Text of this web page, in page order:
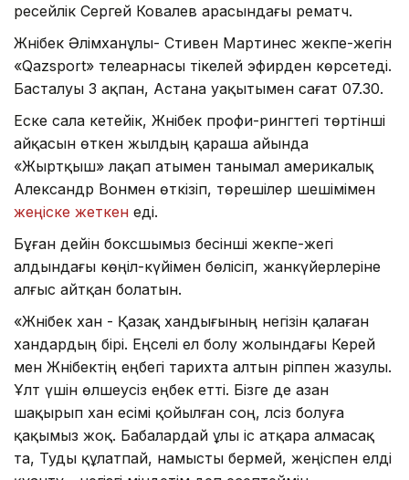
ресейлік Сергей Ковалев арасындағы рематч.
Жәнібек Әлімханұлы- Стивен Мартинес жекпе-жегін
«Qazsport» телеарнасы тікелей эфирден көрсетеді.
Басталуы 3 ақпан, Астана уақытымен сағат 07.30.
Еске сала кетейік, Жәнібек профи-рингтегі төртінші
айқасын өткен жылдың қараша айында
«Жыртқыш» лақап атымен танымал америкалық
Александр Вонмен өткізіп, төрешілер шешімімен
жеңіске жеткен еді.
Бұған дейін боксшымыз бесінші жекпе-жегі
алдындағы көңіл-күйімен бөлісіп, жанкүйерлеріне
алғыс айтқан болатын.
«Жәнібек хан - Қазақ хандығының негізін қалаған
хандардың бірі. Еңселі ел болу жолындағы Керей
мен Жәнібектің еңбегі тарихта алтын әріппен жазулы.
Ұлт үшін өлшеусіз еңбек етті. Бізге де азан
шақырып хан есімі қойылған соң, әлсіз болуға
қақымыз жоқ. Бабалардай ұлы іс атқара алмасақ
та, Туды құлатпай, намысты бермей, жеңіспен елді